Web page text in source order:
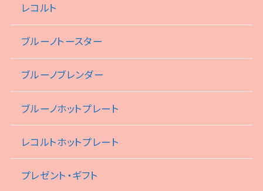
レコルト
ブルーノトースター
ブルーノブレンダー
ブルーノホットプレート
レコルトホットプレート
プレゼント・ギフト